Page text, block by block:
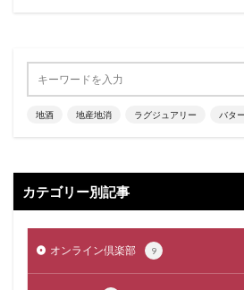
地酒 地産地消 ラグジュアリー バタ
カテゴリー別記事
オンライン倶楽部 9